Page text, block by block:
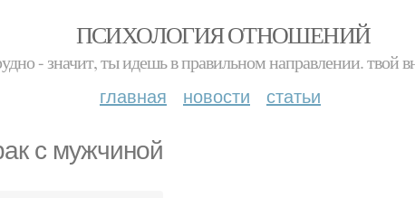
ПСИХОЛОГИЯ ОТНОШЕНИЙ
- значит, ты идешь в правильном направлении. твой
главная новости статьи
с мужчиной